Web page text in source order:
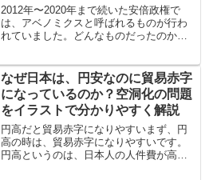
2012年〜2020年まで続いた安倍政権で
は、アベノミクスと呼ばれるものが行わ
れていました。どんなものだったのか、
す。円安になれば、失業者が減って景気
が良くなると考えられ...
なぜ日本は、円安なのに貿易赤字
になっているのか？空洞化の問題
をイラストで分かりやすく解説
円高だと貿易赤字になりやすいまず、円
高の時は、貿易赤字になりやすいです。
円高というのは、日本人の人件費が高い